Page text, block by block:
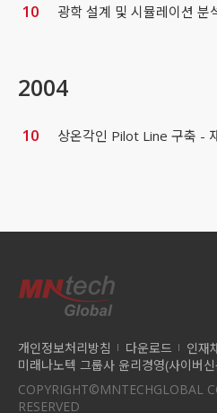
10 광학 설계 및 시뮬레이션 분
2004
10 상온각인 Pilot Line 구축 -
개인정보처리방침 다운로드
인재
미래나노텍 그룹사 윤리경영(사이버
COPYRIGHT©MNTECHGLOBAL
RESERVED